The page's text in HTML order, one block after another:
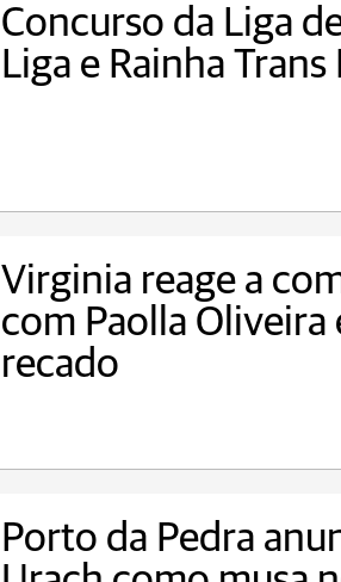
Concurso da Liga
Liga e Rainha Trans
Virginia reage a
com Paolla Oliveira
recado
Porto da Pedra